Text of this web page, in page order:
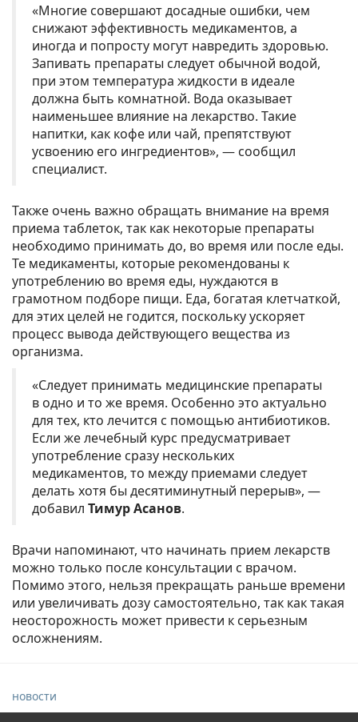
«Многие совершают досадные ошибки, чем
снижают эффективность медикаментов, а
иногда и попросту могут навредить здоровью.
Запивать препараты следует обычной водой,
при этом температура жидкости в идеале
должна быть комнатной. Вода оказывает
наименьшее влияние на лекарство. Такие
напитки, как кофе или чай, препятствуют
усвоению его ингредиентов», — сообщил
специалист.
Также очень важно обращать внимание на время
приема таблеток, так как некоторые препараты
необходимо принимать до, во время или после еды.
Те медикаменты, которые рекомендованы к
употреблению во время еды, нуждаются в
грамотном подборе пищи. Еда, богатая клетчаткой,
для этих целей не годится, поскольку ускоряет
процесс вывода действующего вещества из
организма.
«Следует принимать медицинские препараты
в одно и то же время. Особенно это актуально
для тех, кто лечится с помощью антибиотиков.
Если же лечебный курс предусматривает
употребление сразу нескольких
медикаментов, то между приемами следует
делать хотя бы десятиминутный перерыв», —
добавил Тимур Асанов.
Врачи напоминают, что начинать прием лекарств
можно только после консультации с врачом.
Помимо этого, нельзя прекращать раньше времени
или увеличивать дозу самостоятельно, так как такая
неосторожность может привести к серьезным
осложнениям.
новости